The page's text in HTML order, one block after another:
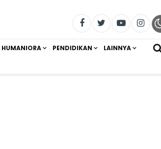
HUMANIORA PENDIDIKAN LAINNYA